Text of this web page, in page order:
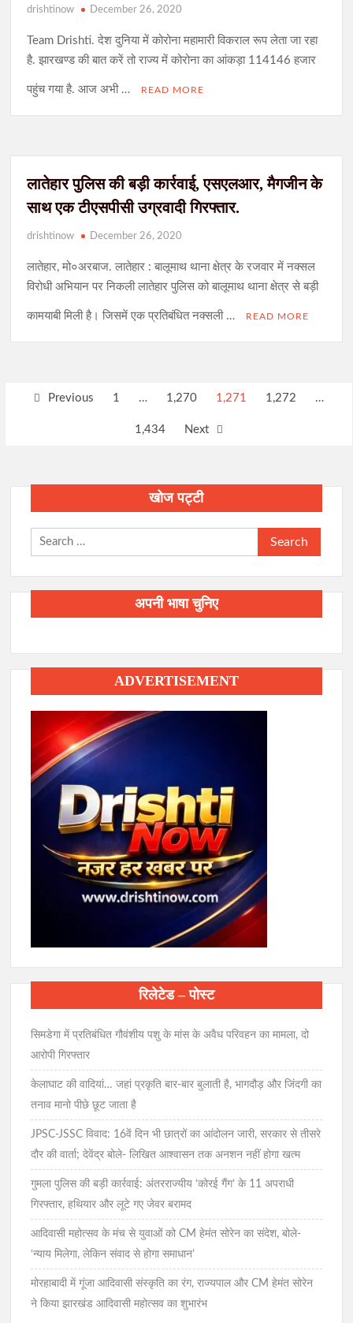
drishtinow December 26, 2020
Team Drishti. देश दुनिया में कोरोना महामारी विकराल रूप लेता जा रहा
है. झारखण्ड की बात करें तो राज्य में कोरोना का आंकड़ा 114146 हजार
पहुंच गया है. आज अभी … READ MORE
लातेहार पुलिस की बड़ी कार्रवाई, एसएलआर, मैगजीन के
साथ एक टीएसपीसी उग्रवादी गिरफ्तार.
drishtinow December 26, 2020
लातेहार, मो०अरबाज. लातेहार : बालूमाथ थाना क्षेत्र के रजवार में नक्सल
विरोधी अभियान पर निकली लातेहार पुलिस को बालूमाथ थाना क्षेत्र से बड़ी
कामयाबी मिली है। जिसमें एक प्रतिबंधित नक्सली … READ MORE
PostsPrevious 1 … 1,270 1,271 1,272 …
1,434 Next
खोज पट्टी
Search
for:
अपनी भाषा चुनिए
ADVERTISEMENT
रिलेटेड – पोस्ट
सिमडेगा में प्रतिबंधित गौवंशीय पशु के मांस के अवैध परिवहन का मामला, दो
आरोपी गिरफ्तार
केलाघाट की वादियां… जहां प्रकृति बार-बार बुलाती है, भागदौड़ और जिंदगी का
तनाव मानो पीछे छूट जाता है
JPSC-JSSC विवाद: 16वें दिन भी छात्रों का आंदोलन जारी, सरकार से तीसरे
दौर की वार्ता; देवेंद्र बोले- लिखित आश्वासन तक अनशन नहीं होगा खत्म
गुमला पुलिस की बड़ी कार्रवाई: अंतरराज्यीय ‘कोरई गैंग’ के 11 अपराधी
गिरफ्तार, हथियार और लूटे गए जेवर बरामद
आदिवासी महोत्सव के मंच से युवाओं को CM हेमंत सोरेन का संदेश, बोले-
‘न्याय मिलेगा, लेकिन संवाद से होगा समाधान’
मोरहाबादी में गूंजा आदिवासी संस्कृति का रंग, राज्यपाल और CM हेमंत सोरेन
ने किया झारखंड आदिवासी महोत्सव का शुभारंभ